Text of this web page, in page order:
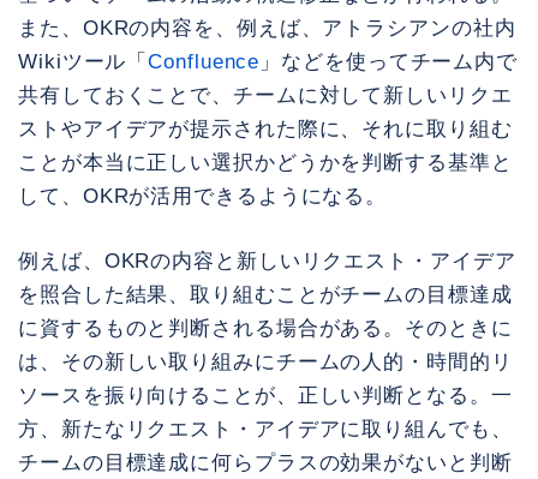
また、OKRの内容を、例えば、アトラシアンの社内
Wikiツール「Confluence 」などを使ってチーム内で
共有しておくことで、チームに対して新しいリクエ
ストやアイデアが提示された際に、それに取り組む
ことが本当に正しい選択かどうかを判断する基準と
して、OKRが活用できるようになる。
例えば、OKRの内容と新しいリクエスト・アイデア
を照合した結果、取り組むことがチームの目標達成
に資するものと判断される場合がある。そのときに
は、その新しい取り組みにチームの人的・時間的リ
ソースを振り向けることが、正しい判断となる。一
方、新たなリクエスト・アイデアに取り組んでも、
チームの目標達成に何らプラスの効果がないと判断